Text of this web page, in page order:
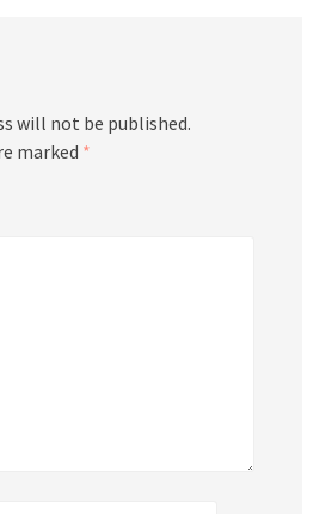
will not be published.
marked *